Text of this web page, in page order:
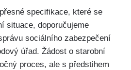
specifikace, které se
situace, doporučujeme
sociálního zabezpečení
úřad. Žádost o starobní
proces, ale s předstihem